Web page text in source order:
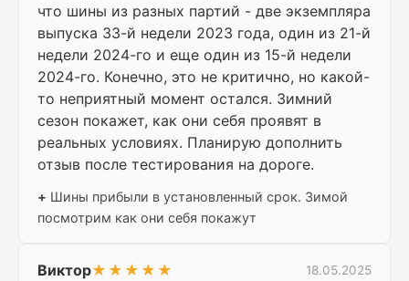
что шины из разных партий - две экземпляра
выпуска 33-й недели 2023 года, один из 21-й
недели 2024-го и еще один из 15-й недели
2024-го. Конечно, это не критично, но какой-
то неприятный момент остался. Зимний
сезон покажет, как они себя проявят в
реальных условиях. Планирую дополнить
отзыв после тестирования на дороге.
+ Шины прибыли в установленный срок. Зимой
посмотрим как они себя покажут
Виктор★★★★★ 18.05.2025